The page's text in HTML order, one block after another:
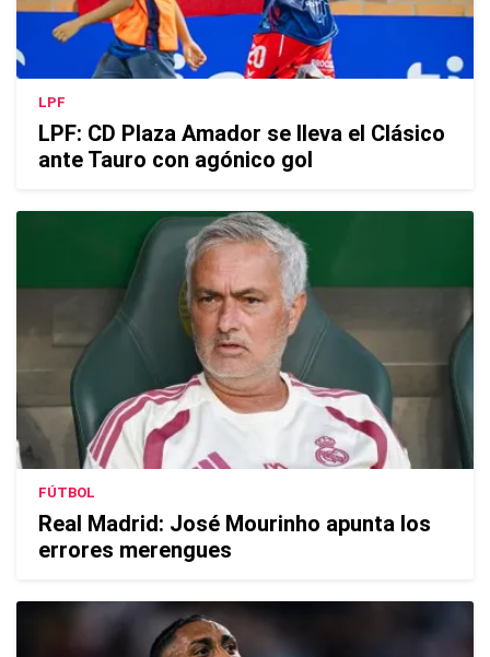
LPF
LPF: CD Plaza Amador se lleva el Clásico
ante Tauro con agónico gol
FÚTBOL
Real Madrid: José Mourinho apunta los
errores merengues